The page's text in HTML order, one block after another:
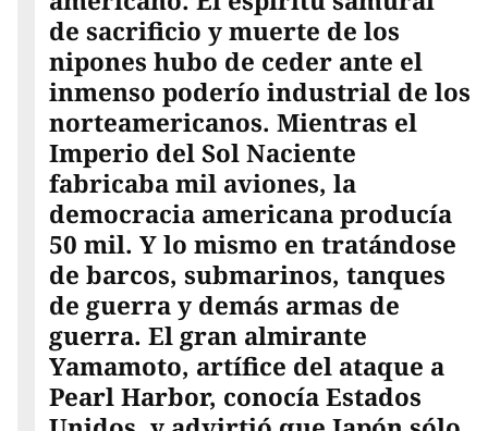
de sacrificio y muerte de los
nipones hubo de ceder ante el
inmenso poderío industrial de los
norteamericanos. Mientras el
Imperio del Sol Naciente
fabricaba mil aviones, la
democracia americana producía
50 mil. Y lo mismo en tratándose
de barcos, submarinos, tanques
de guerra y demás armas de
guerra. El gran almirante
Yamamoto, artífice del ataque a
Pearl Harbor, conocía Estados